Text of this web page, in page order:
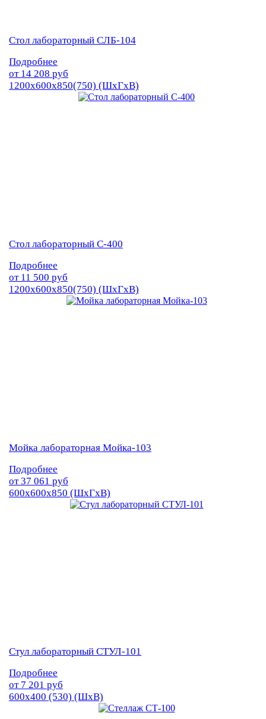
Стол лабораторный СЛБ-104
Подробнее
от 14 208 руб
1200х600х850(750) (ШхГхВ)
Стол лабораторный С-400
Подробнее
от 11 500 руб
1200х600х850(750) (ШхГхВ)
Мойка лабораторная Мойка-103
Подробнее
от37 061 руб
600х600х850 (ШхГхВ)
Стул лабораторный СТУЛ-101
Подробнее
от 7 201 руб
600х400 (530) (ШхВ)